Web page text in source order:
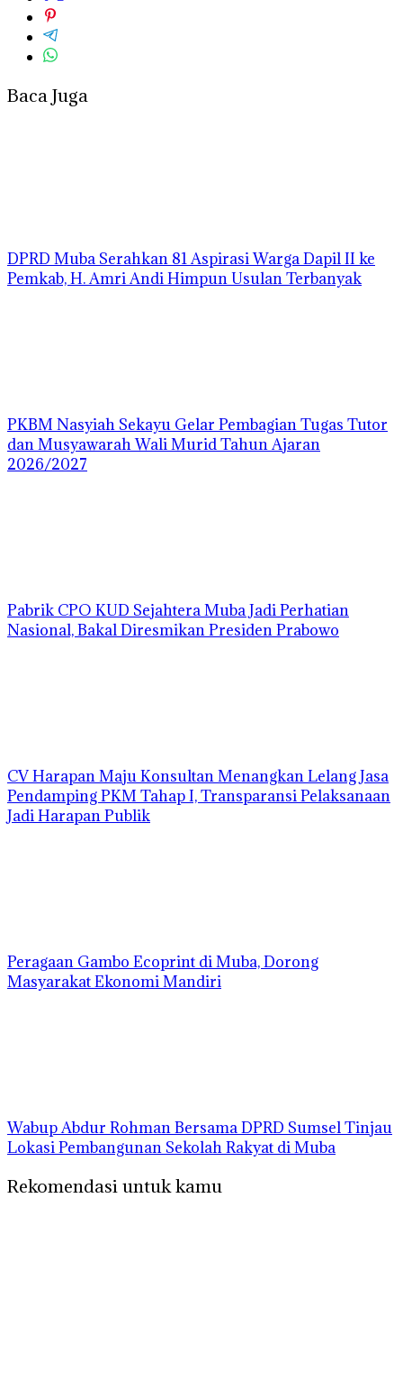
Baca Juga
DPRD Muba Serahkan 81 Aspirasi Warga Dapil II ke
Pemkab, H. Amri Andi Himpun Usulan Terbanyak
PKBM Nasyiah Sekayu Gelar Pembagian Tugas Tutor
dan Musyawarah Wali Murid Tahun Ajaran
2026/2027
Pabrik CPO KUD Sejahtera Muba Jadi Perhatian
Nasional, Bakal Diresmikan Presiden Prabowo
CV Harapan Maju Konsultan Menangkan Lelang Jasa
Pendamping PKM Tahap I, Transparansi Pelaksanaan
Jadi Harapan Publik
Peragaan Gambo Ecoprint di Muba, Dorong
Masyarakat Ekonomi Mandiri
Wabup Abdur Rohman Bersama DPRD Sumsel Tinjau
Lokasi Pembangunan Sekolah Rakyat di Muba
Rekomendasi untuk kamu